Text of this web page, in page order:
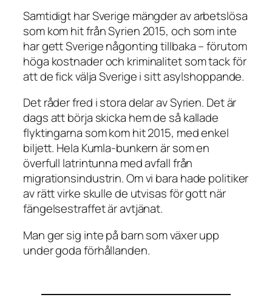
Samtidigt har Sverige mängder av arbetslösa
som kom hit från Syrien 2015, och som inte
har gett Sverige någonting tillbaka – förutom
höga kostnader och kriminalitet som tack för
att de fick välja Sverige i sitt asylshoppande.
Det råder fred i stora delar av Syrien. Det är
dags att börja skicka hem de så kallade
flyktingarna som kom hit 2015, med enkel
biljett. Hela Kumla-bunkern är som en
överfull latrintunna med avfall från
migrationsindustrin. Om vi bara hade politiker
av rätt virke skulle de utvisas för gott när
fängelsestraffet är avtjänat.
Man ger sig inte på barn som växer upp
under goda förhållanden.